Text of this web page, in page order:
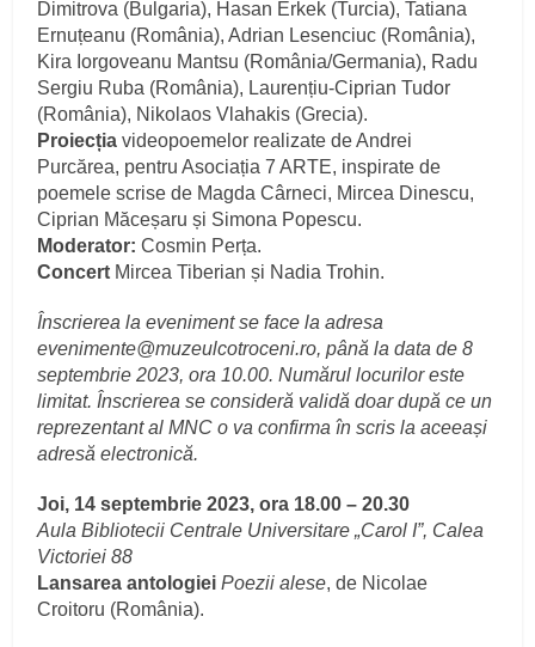
Dimitrova (Bulgaria), Hasan Erkek (Turcia), Tatiana
Ernuțeanu (România), Adrian Lesenciuc (România),
Kira Iorgoveanu Mantsu (România/Germania), Radu
Sergiu Ruba (România), Laurențiu-Ciprian Tudor
(România), Nikolaos Vlahakis (Grecia).
Proiecția videopoemelor realizate de Andrei
Purcărea, pentru Asociația 7 ARTE, inspirate de
poemele scrise de Magda Cârneci, Mircea Dinescu,
Ciprian Măceșaru și Simona Popescu.
Moderator: Cosmin Perța.
Concert Mircea Tiberian și Nadia Trohin.
Înscrierea la eveniment se face la adresa
evenimente@muzeulcotroceni.ro, până la data de 8
septembrie 2023, ora 10.00. Numărul locurilor este
limitat. Înscrierea se consideră validă doar după ce un
reprezentant al MNC o va confirma în scris la aceeași
adresă electronică.
Joi, 14 septembrie 2023, ora 18.00 – 20.30
Aula Bibliotecii Centrale Universitare „Carol I”, Calea
Victoriei 88
Lansarea antologiei Poezii alese, de Nicolae
Croitoru (România).